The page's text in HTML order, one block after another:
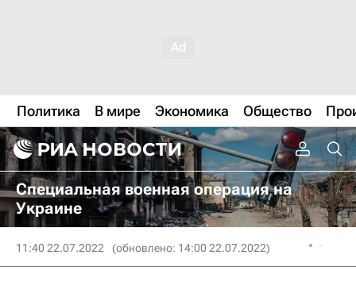
Политика В мире Экономика Общество
Специальная военная операция на
Украине
11:40 22.07.2022 (обновлено: 14:00 22.07.2022)